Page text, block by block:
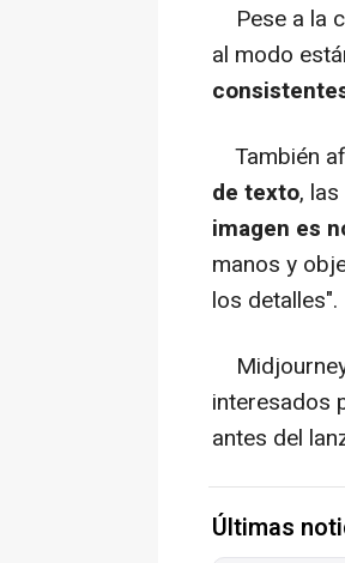
Pese a la
al modo
También
de texto,
imagen es
manos y
los detalles".
interesados
antes del
Últimas